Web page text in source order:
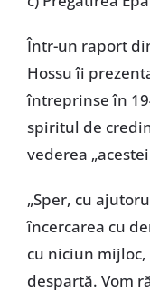
Într-un raport
Hossu îi
întreprinse în
spiritul de
vederea
„Sper, cu
încercarea cu
cu niciun mijloc,
despartă. Vom